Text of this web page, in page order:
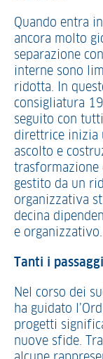
Quando entra
ancora molto
separazione
interne sono
ridotta. In
consigliatura
seguito con
direttrice inizia
ascolto e
trasformazione
gestito da un
organizzativa
decina
e organizzativo.
Tanti i
Nel corso dei
ha guidato
progetti
nuove sfide.